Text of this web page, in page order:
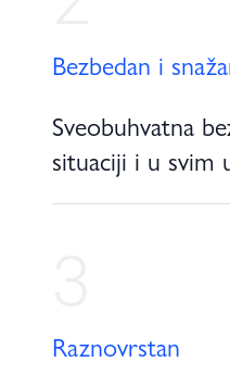
Bezbedan i
Sveobuhvatna
situaciji i u svim
Raznovrstan